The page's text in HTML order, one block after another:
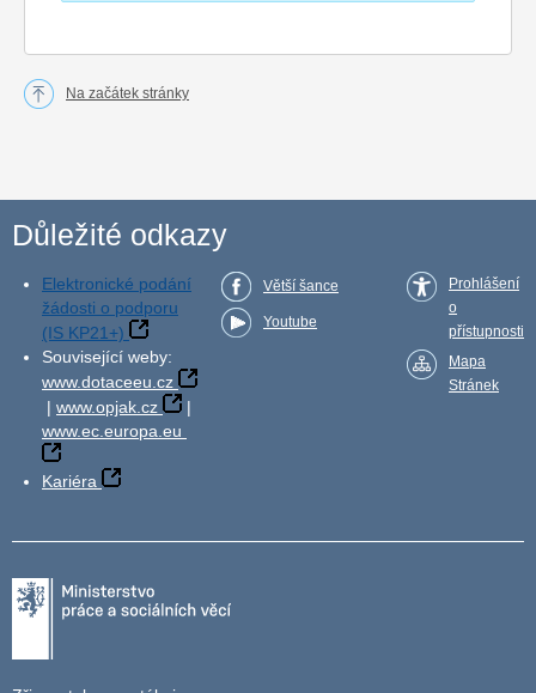
Na začátek stránky
Důležité odkazy
Elektronické podání
žádosti o podporu
(IS KP21+)
Související weby:
www.dotaceeu.cz
| www.opjak.cz
|
www.ec.europa.eu
Kariéra
Větší šance
Youtube
Prohlášení
o
přístupnosti
Mapa
Stránek